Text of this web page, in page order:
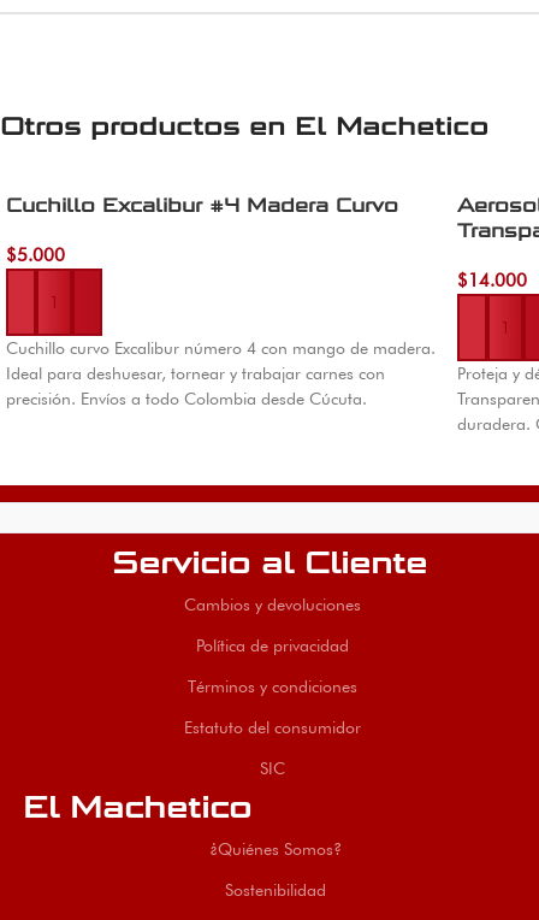
Otros productos en El Machetico
Cuchillo Excalibur #4 Madera Curvo
$5.000
Añadir al carrito
Cuchillo curvo Excalibur número 4 con mango de madera.
Ideal para deshuesar, tornear y trabajar carnes con
precisión. Envíos a todo Colombia desde Cúcuta.
$14.000
Añadir al
Proteja y
duradera.
Servicio al Cliente
Cambios y devoluciones
Política de privacidad
Términos y condiciones
Estatuto del consumidor
SIC
El Machetico
¿Quiénes Somos?
Sostenibilidad